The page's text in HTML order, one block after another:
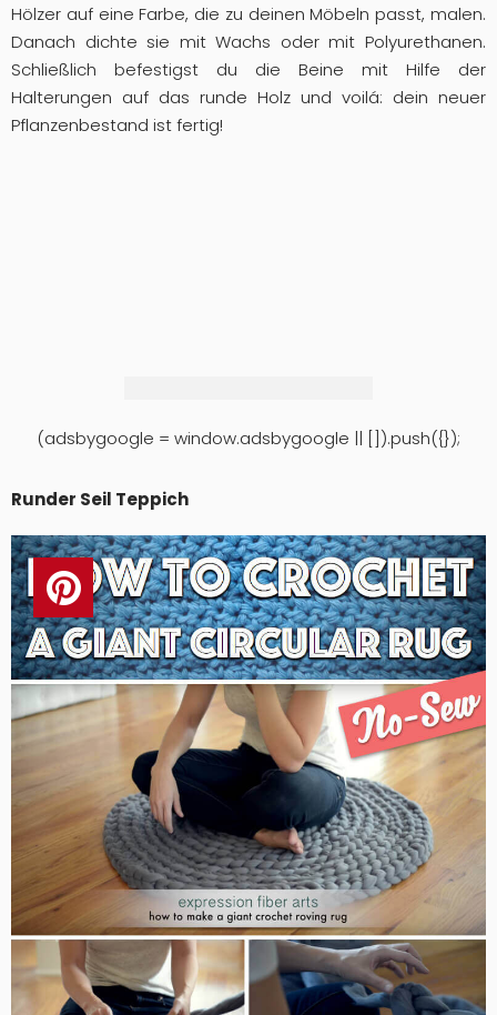
Hölzer auf eine Farbe, die zu deinen Möbeln passt, malen.
Danach dichte sie mit Wachs oder mit Polyurethanen.
Schließlich befestigst du die Beine mit Hilfe der
Halterungen auf das runde Holz und voilá: dein neuer
Pflanzenbestand ist fertig!
(adsbygoogle = window.adsbygoogle || []).push({});
Runder Seil Teppich